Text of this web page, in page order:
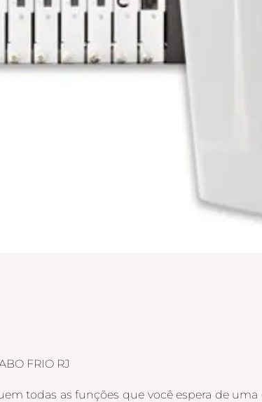
FRIO RJ
todas as funções que você espera de